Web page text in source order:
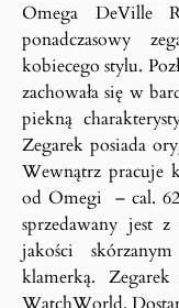
Omega DeVille
ponadczasowy
kobiecego stylu.
zachowała się w
piekną
Zegarek posiada
Wewnątrz pracuje
od Omegi – cal.
sprzedawany jest
jakości
klamerką.